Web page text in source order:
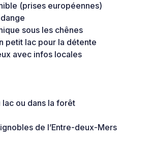
(prises européennes)
sous les chênes
petit lac pour la détente
avec infos locales
lac ou dans la forêt
de l’Entre-deux-Mers